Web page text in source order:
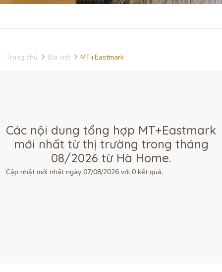
Trang chủ Bài viết MT+Eastmark
Các nội dung tổng hợp MT+Eastmark
mới nhất từ thị trường trong tháng
08/2026 từ Hà Home.
Cập nhật mới nhất ngày 07/08/2026 với 0 kết quả.